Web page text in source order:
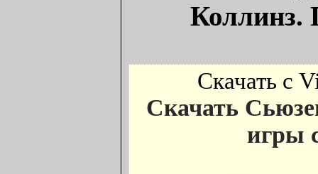
Коллинз.
Скачать с
Скачать
игры